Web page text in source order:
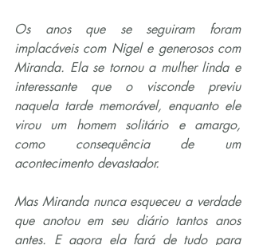
Os anos que se seguiram foram
implacáveis com Nigel e generosos com
Miranda. Ela se tornou a mulher linda e
interessante que o visconde previu
naquela tarde memorável, enquanto ele
virou um homem solitário e amargo,
como consequência de um
acontecimento devastador.
Mas Miranda nunca esqueceu a verdade
que anotou em seu diário tantos anos
antes. E agora ela fará de tudo para